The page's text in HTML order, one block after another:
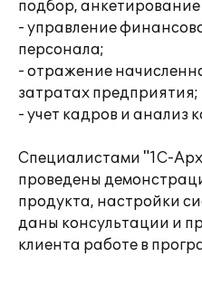
подбор,
- управление
персонала;
- отражение
затратах предприятия;
- учет кадров и анализ
Специалистами "1С-
проведены
продукта, настройки
даны консультации и
клиента работе в